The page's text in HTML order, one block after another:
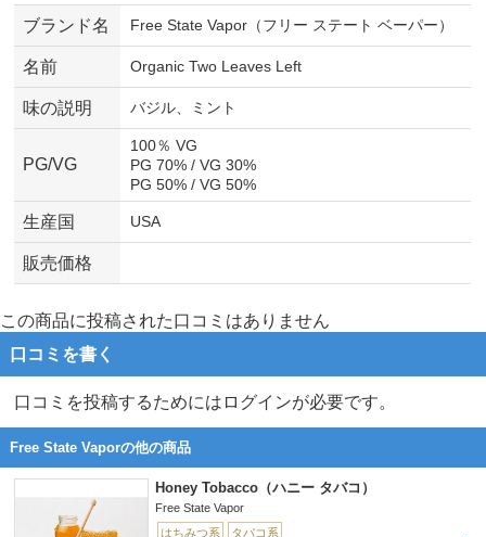
ブランド名 Free State Vapor（フリー ステート ベーパー）
名前 Organic Two Leaves Left
味の説明 バジル、ミント
PG/VG
100％ VG
PG 70% / VG 30%
PG 50% / VG 50%
生産国 USA
販売価格
この商品に投稿された口コミはありません
口コミを書く
口コミを投稿するためにはログインが必要です。
Free State Vaporの他の商品
Honey Tobacco（ハニー タバコ）
Free State Vapor
はちみつ系
タバコ系